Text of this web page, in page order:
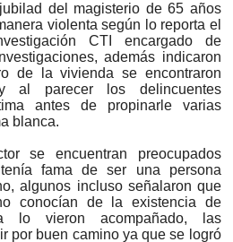
del magisterio de 65 años
violenta según lo reporta el
CTI encargado de
además indicaron
de la vivienda se encontraron
al parecer los delincuentes
antes de propinarle varias
blanca.
se encuentran preocupados
fama de ser una persona
algunos incluso señalaron que
conocían de la existencia de
lo vieron acompañado, las
por buen camino ya que se logró